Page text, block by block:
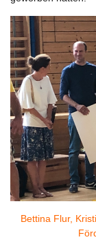
Bettina Flur,